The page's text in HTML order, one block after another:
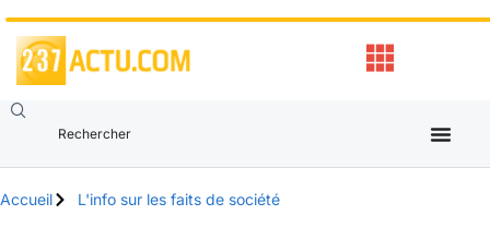
Accueil L'info sur les faits de société